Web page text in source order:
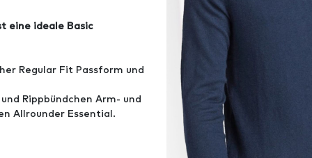
eine ideale Basic
Regular Fit Passform und
Rippbündchen Arm- und
Allrounder Essential.